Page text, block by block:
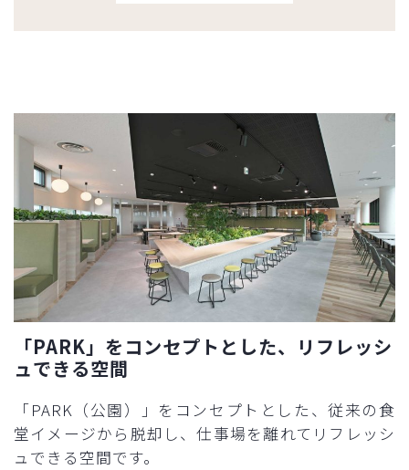
「PARK」をコンセプトとした、リフレッシ
ュできる空間
「PARK（公園）」をコンセプトとした、従来の食
堂イメージから脱却し、仕事場を離れてリフレッシ
ュできる空間です。